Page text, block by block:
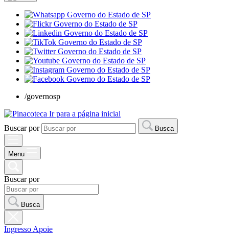
/governosp
Ir para a página inicial
Buscar por
Busca
Menu
Buscar por
Busca
Ingresso Apoie